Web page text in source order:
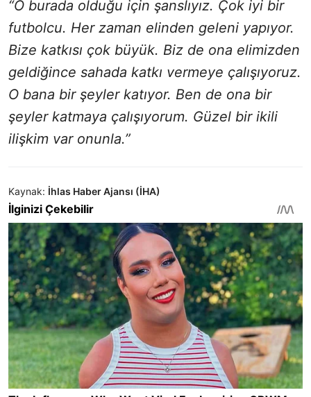
“O burada olduğu için şanslıyız. Çok iyi bir
futbolcu. Her zaman elinden geleni yapıyor.
Bize katkısı çok büyük. Biz de ona elimizden
geldiğince sahada katkı vermeye çalışıyoruz.
O bana bir şeyler katıyor. Ben de ona bir
şeyler katmaya çalışıyorum. Güzel bir ikili
ilişkim var onunla.”
Kaynak: İhlas Haber Ajansı (İHA)